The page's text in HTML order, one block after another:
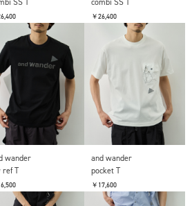
SS T
combi SS T
￥26,400
wander
ref T
and wander
pocket T
￥17,600